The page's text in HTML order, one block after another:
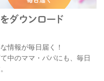
情報が毎日届く！
中のママ・パパにも、毎日